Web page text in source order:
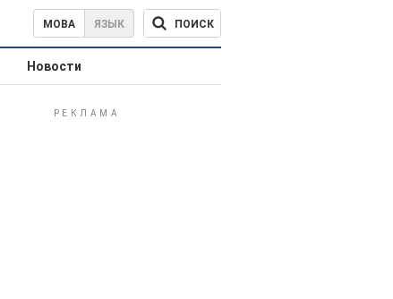
МОВА ЯЗЫК ПОИСК
Новости